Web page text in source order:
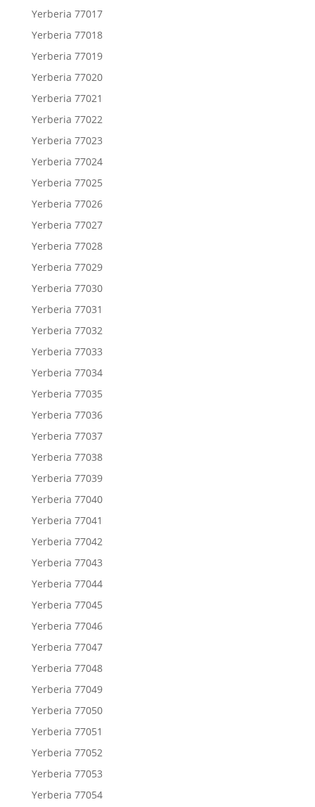
Yerberia 77017
Yerberia 77018
Yerberia 77019
Yerberia 77020
Yerberia 77021
Yerberia 77022
Yerberia 77023
Yerberia 77024
Yerberia 77025
Yerberia 77026
Yerberia 77027
Yerberia 77028
Yerberia 77029
Yerberia 77030
Yerberia 77031
Yerberia 77032
Yerberia 77033
Yerberia 77034
Yerberia 77035
Yerberia 77036
Yerberia 77037
Yerberia 77038
Yerberia 77039
Yerberia 77040
Yerberia 77041
Yerberia 77042
Yerberia 77043
Yerberia 77044
Yerberia 77045
Yerberia 77046
Yerberia 77047
Yerberia 77048
Yerberia 77049
Yerberia 77050
Yerberia 77051
Yerberia 77052
Yerberia 77053
Yerberia 77054